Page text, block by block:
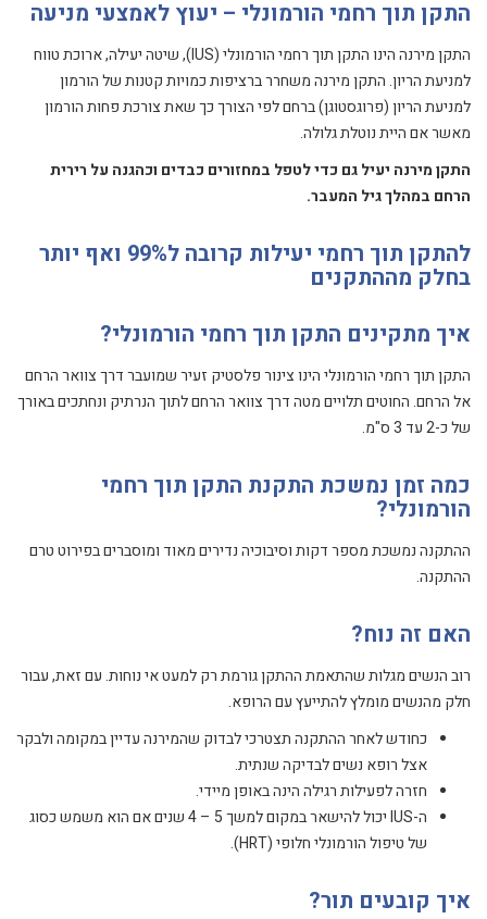
התקן תוך רחמי הורמונלי – יעוץ לאמצעי מניעה
התקן מירנה הינו התקן תוך רחמי הורמונלי (IUS), שיטה יעילה, ארוכת טווח
למניעת הריון. התקן מירנה משחרר ברציפות כמויות קטנות של הורמון
למניעת הריון (פרוגסטוגן) ברחם לפי הצורך כך שאת צורכת פחות הורמון
מאשר אם היית נוטלת גלולה.
התקן מירנה יעיל גם כדי לטפל במחזורים כבדים וכהגנה על רירית
הרחם במהלך גיל המעבר.
להתקן תוך רחמי יעילות קרובה ל99% ואף יותר
בחלק מההתקנים
איך מתקינים התקן תוך רחמי הורמונלי?
התקן תוך רחמי הורמונלי הינו צינור פלסטיק זעיר שמועבר דרך צוואר הרחם
אל הרחם. החוטים תלויים מטה דרך צוואר הרחם לתוך הנרתיק ונחתכים באורך
של כ-2 עד 3 ס"מ.
כמה זמן נמשכת התקנת התקן תוך רחמי
הורמונלי?
ההתקנה נמשכת מספר דקות וסיבוכיה נדירים מאוד ומוסברים בפירוט טרם
ההתקנה.
האם זה נוח?
רוב הנשים מגלות שהתאמת ההתקן גורמת רק למעט אי נוחות. עם זאת, עבור
חלק מהנשים מומלץ להתייעץ עם הרופא.
כחודש לאחר ההתקנה תצטרכי לבדוק שהמירנה עדיין במקומה ולבקר
אצל רופא נשים לבדיקה שנתית.
חזרה לפעילות רגילה הינה באופן מיידי.
ה-IUS יכול להישאר במקום למשך 5 – 4 שנים אם הוא משמש כסוג
של טיפול הורמונלי חלופי (HRT).
איך קובעים תור?